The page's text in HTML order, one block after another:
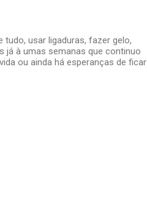
usar ligaduras, fazer gelo,
já à umas semanas que continuo
ou ainda há esperanças de ficar